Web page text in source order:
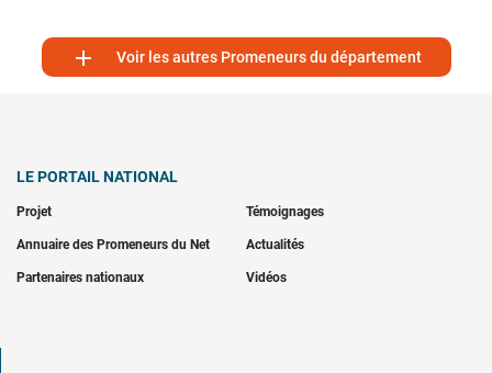
 Voir les autres Promeneurs du département
LE PORTAIL NATIONAL
Projet Témoignages
Annuaire des Promeneurs du Net Actualités
Partenaires nationaux Vidéos